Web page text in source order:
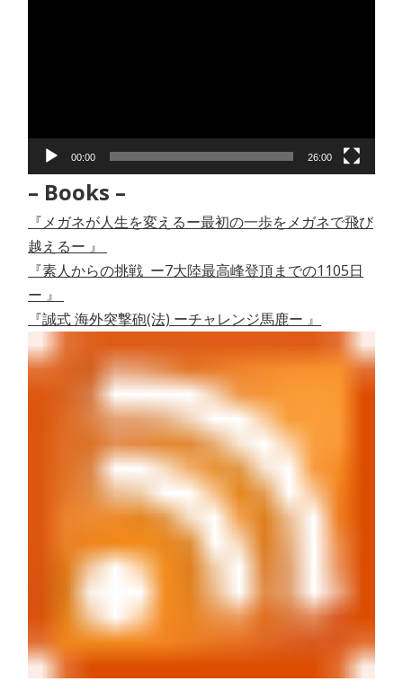
ー
00:00 26:00
– Books –
『メガネが人生を変えるー最初の一歩をメガネで飛び
越えるー 』
『素人からの挑戦 ー7大陸最高峰登頂までの1105日
ー 』
『誠式 海外突撃砲(法) ーチャレンジ馬鹿ー 』